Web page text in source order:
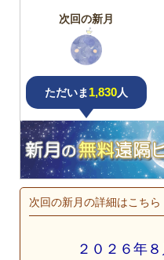
次回の新月
ただいま1,830人
次回の新月の詳細はこちら
２０２６年